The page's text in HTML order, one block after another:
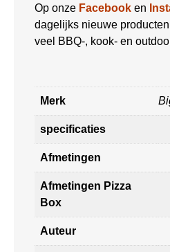
Op onze Facebook en
dagelijks nieuwe
veel BBQ-, kook- en
Merk
specificaties
Afmetingen
Afmetingen Pizza
Box
Auteur